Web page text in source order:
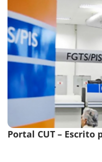
Portal CUT – Escrito